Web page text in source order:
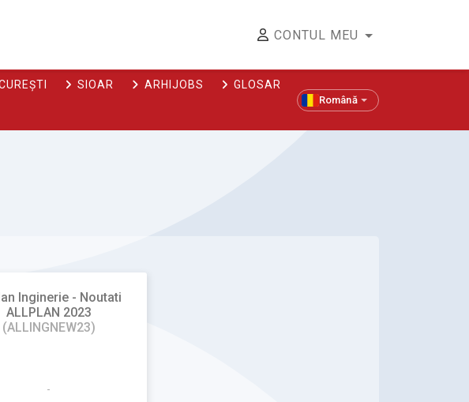
CONTUL MEU
SIOAR ARHIJOBS GLOSAR
Română
Inginerie - Noutati
ALLPLAN 2023
(ALLINGNEW23)